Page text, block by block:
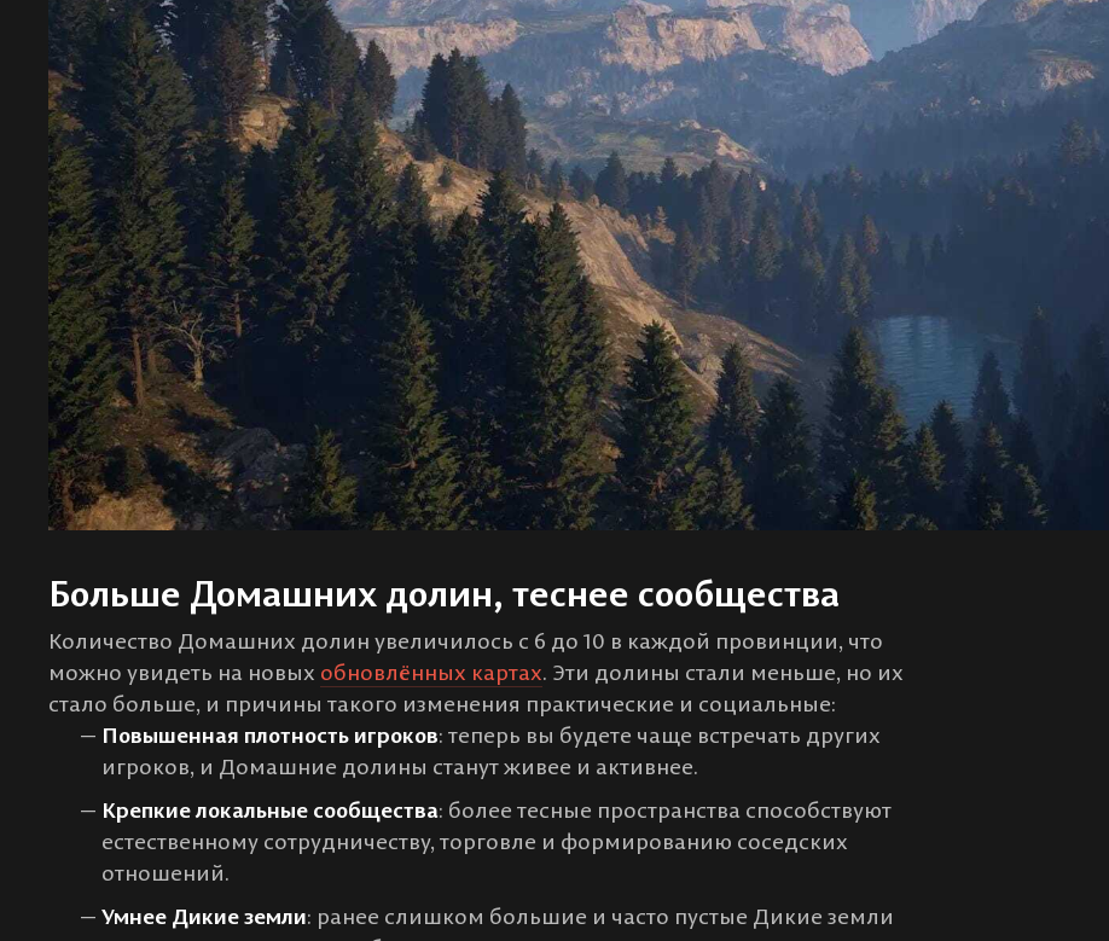
Больше Домашних долин, теснее сообщества
Количество Домашних долин увеличилось с 6 до 10 в каждой провинции, что
можно увидеть на новых обновлённых картах. Эти долины стали меньше, но их
стало больше, и причины такого изменения практические и социальные:
Повышенная плотность игроков: теперь вы будете чаще встречать других
игроков, и Домашние долины станут живее и активнее.
Крепкие локальные сообщества: более тесные пространства способствуют
естественному сотрудничеству, торговле и формированию соседских
отношений.
Умнее Дикие земли: ранее слишком большие и часто пустые Дикие земли